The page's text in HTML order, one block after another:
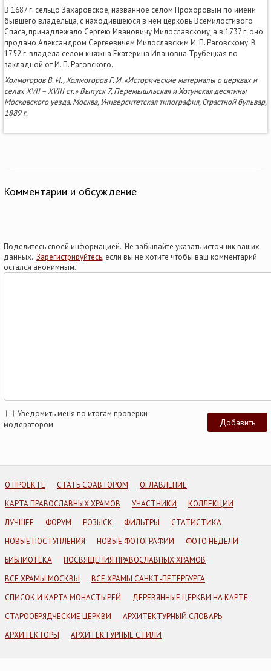
В 1687 г. сельцо Захаровское, названное селом Прохоровым по имени
бывшего владельца, с находившеюся в нем церковь Всемилостивого
Спаса, принадлежало Сергею Ивановичу Милославскому, а в 1737 г. оно
продано Александром Сергеевичем Милославским И. П. Раговскому. В
1752 г. владела селом княжна Екатерина Ивановна Трубецкая по
закладной от И. П. Раговского.
Холмогоров В. И., Холмогоров Г. И. «Исторические материалы о церквах и
селах XVII – XVIII ст.» Выпуск 7, Перемышльская и Хотунская десятины
Московского уезда. Москва, Университетская типография, Страстной бульвар,
1889 г.
Комментарии и обсуждение
Поделитесь своей информацией. Не забывайте указать источник ваших
данных. Зарегистрируйтесь, если вы не хотите чтобы ваш комментарий
остался анонимным.
Уведомить меня по итогам проверки
модератором
О ПРОЕКТЕ СТАТЬ СОАВТОРОМ
ОГЛАВЛЕНИЕ
КАРТА ПРАВОСЛАВНЫХ ХРАМОВ
УЧАСТНИКИ
КОЛЛЕКЦИИ
ЛУЧШЕЕ
ФОРУМ РОЗЫСК ФИЛЬТРЫ
СТАТИСТИКА
НОВЫЕ ПОСТУПЛЕНИЯ
НОВЫЕ ФОТОГРАФИИ
ФОТО НЕДЕЛИ
БИБЛИОТЕКА
ПОСВЯЩЕНИЯ ПРАВОСЛАВНЫХ ХРАМОВ
ВСЕ ХРАМЫ МОСКВЫ
ВСЕ ХРАМЫ САНКТ-ПЕТЕРБУРГА
СПИСОК И КАРТА МОНАСТЫРЕЙ
ДЕРЕВЯННЫЕ ЦЕРКВИ НА КАРТЕ
СТАРООБРЯДЧЕСКИЕ ЦЕРКВИ
АРХИТЕКТУРНЫЙ СЛОВАРЬ
АРХИТЕКТОРЫ
АРХИТЕКТУРНЫЕ СТИЛИ